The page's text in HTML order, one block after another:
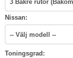
Nissan:
Toningsgrad: